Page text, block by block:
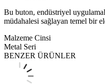
Bu buton, endüstriyel
müdahalesi sağlayan temel bir
Malzeme Cinsi
Metal Seri
BENZER ÜRÜNLER